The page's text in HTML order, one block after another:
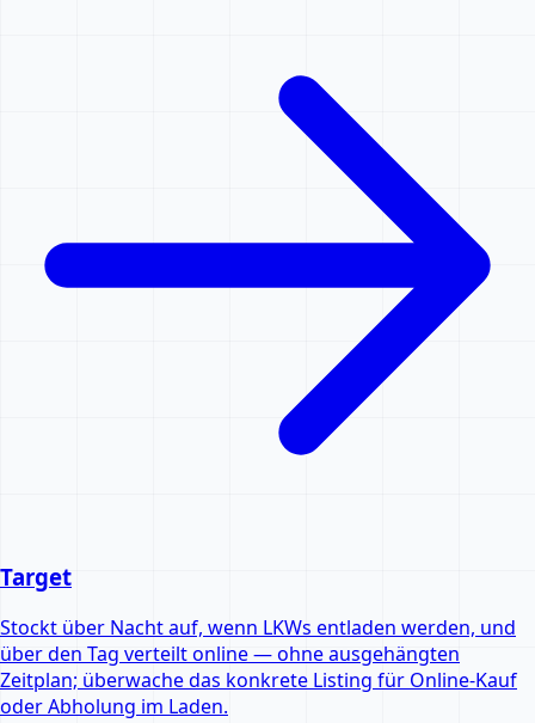
Target
Stockt über Nacht auf, wenn LKWs entladen werden, und
über den Tag verteilt online — ohne ausgehängten
Zeitplan; überwache das konkrete Listing für Online-Kauf
oder Abholung im Laden.